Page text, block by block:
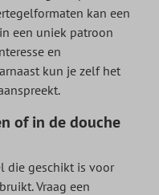
kan een
een uniek patroon
en
kun je zelf het
of in de douche
die geschikt is voor
Vraag een